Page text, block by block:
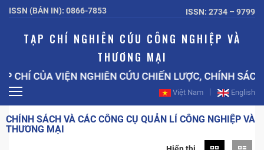
ISSN (BẢN IN): 0866-7853 ISSN: 2734 – 9799
TẠP CHÍ NGHIÊN CỨU CÔNG NGHIỆP VÀ
THƯƠNG MẠI
CHÍ CỦA VIỆN NGHIÊN CỨU CHIẾN LƯỢC, CHÍNH SÁCH
Việt Nam English
CHÍNH SÁCH VÀ CÁC CÔNG CỤ QUẢN LÍ CÔNG NGHIỆP VÀ
THƯƠNG MẠI